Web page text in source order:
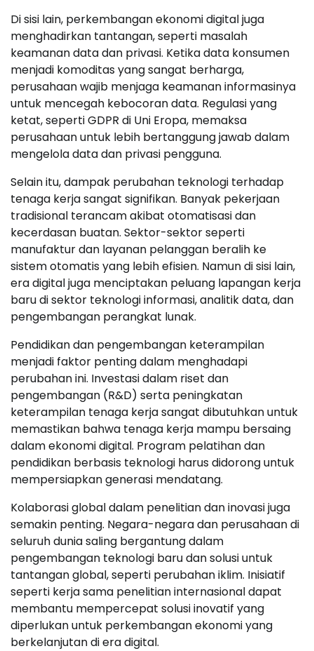
Di sisi lain, perkembangan ekonomi digital juga
menghadirkan tantangan, seperti masalah
keamanan data dan privasi. Ketika data konsumen
menjadi komoditas yang sangat berharga,
perusahaan wajib menjaga keamanan informasinya
untuk mencegah kebocoran data. Regulasi yang
ketat, seperti GDPR di Uni Eropa, memaksa
perusahaan untuk lebih bertanggung jawab dalam
mengelola data dan privasi pengguna.
Selain itu, dampak perubahan teknologi terhadap
tenaga kerja sangat signifikan. Banyak pekerjaan
tradisional terancam akibat otomatisasi dan
kecerdasan buatan. Sektor-sektor seperti
manufaktur dan layanan pelanggan beralih ke
sistem otomatis yang lebih efisien. Namun di sisi lain,
era digital juga menciptakan peluang lapangan kerja
baru di sektor teknologi informasi, analitik data, dan
pengembangan perangkat lunak.
Pendidikan dan pengembangan keterampilan
menjadi faktor penting dalam menghadapi
perubahan ini. Investasi dalam riset dan
pengembangan (R&D) serta peningkatan
keterampilan tenaga kerja sangat dibutuhkan untuk
memastikan bahwa tenaga kerja mampu bersaing
dalam ekonomi digital. Program pelatihan dan
pendidikan berbasis teknologi harus didorong untuk
mempersiapkan generasi mendatang.
Kolaborasi global dalam penelitian dan inovasi juga
semakin penting. Negara-negara dan perusahaan di
seluruh dunia saling bergantung dalam
pengembangan teknologi baru dan solusi untuk
tantangan global, seperti perubahan iklim. Inisiatif
seperti kerja sama penelitian internasional dapat
membantu mempercepat solusi inovatif yang
diperlukan untuk perkembangan ekonomi yang
berkelanjutan di era digital.